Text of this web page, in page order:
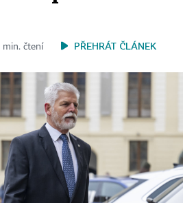
min. čtení PŘEHRÁT ČLÁNEK